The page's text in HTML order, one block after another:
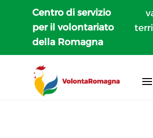
Centro di servizio
per il volontariato
della Romagna